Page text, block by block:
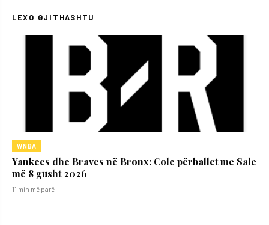
LEXO GJITHASHTU
WNBA
Yankees dhe Braves në Bronx: Cole përballet me Sale
më 8 gusht 2026
11 min më parë